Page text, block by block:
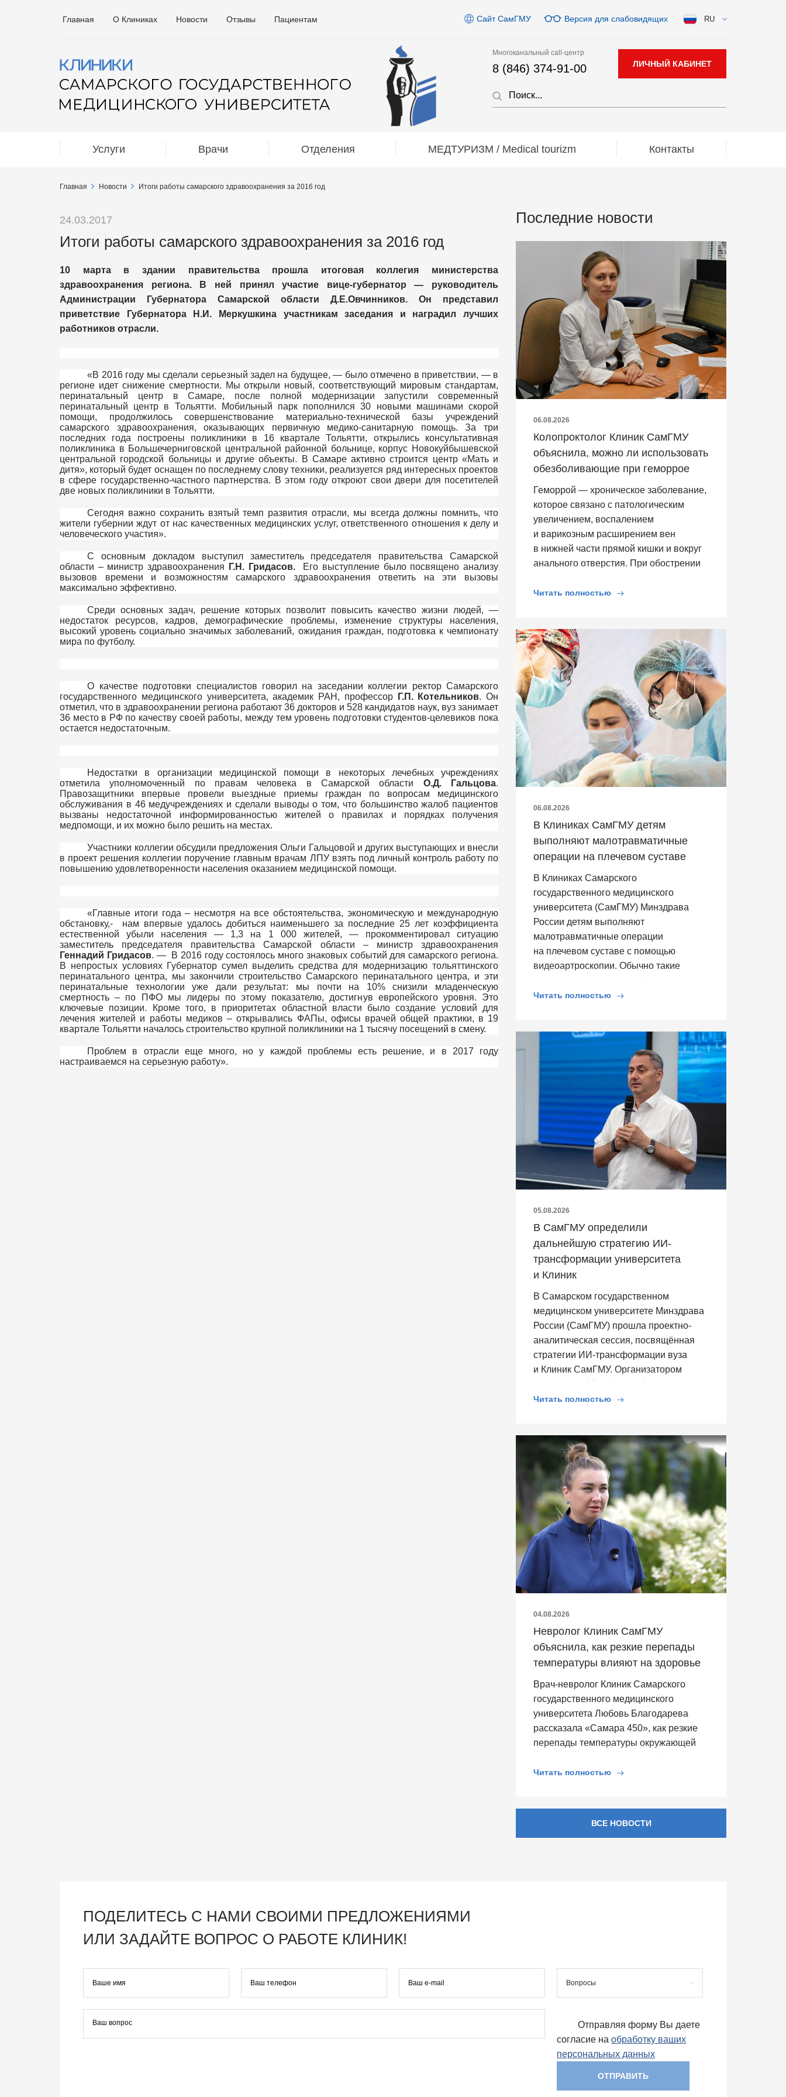
Главная О Клиниках Новости Отзывы Пациентам Сайт СамГМУ Версия для слабовидящих RU
Многоканальный call-центр
8 (846) 374-91-00 ЛИЧНЫЙ КАБИНЕТ
Услуги Врачи Отделения МЕДТУРИЗМ / Medical tourizm Контакты
Главная Новости Итоги работы самарского здравоохранения за 2016 год
24.03.2017
Итоги работы самарского здравоохранения за 2016 год
10 марта в здании правительства прошла итоговая коллегия министерства
здравоохранения региона. В ней принял участие вице-губернатор — руководитель
Администрации Губернатора Самарской области Д.Е.Овчинников. Он представил
приветствие Губернатора Н.И. Меркушкина участникам заседания и наградил лучших
работников отрасли.
«В 2016 году мы сделали серьезный задел на будущее, — было отмечено в приветствии, — в
регионе идет снижение смертности. Мы открыли новый, соответствующий мировым стандартам,
перинатальный центр в Самаре, после полной модернизации запустили современный
перинатальный центр в Тольятти. Мобильный парк пополнился 30 новыми машинами скорой
помощи, продолжилось совершенствование материально-технической базы учреждений
самарского здравоохранения, оказывающих первичную медико-санитарную помощь. За три
последних года построены поликлиники в 16 квартале Тольятти, открылись консультативная
поликлиника в Большечерниговской центральной районной больнице, корпус Новокуйбышевской
центральной городской больницы и другие объекты. В Самаре активно строится центр «Мать и
дитя», который будет оснащен по последнему слову техники, реализуется ряд интересных проектов
в сфере государственно-частного партнерства. В этом году откроют свои двери для посетителей
две новых поликлиники в Тольятти.
Сегодня важно сохранить взятый темп развития отрасли, мы всегда должны помнить, что
жители губернии ждут от нас качественных медицинских услуг, ответственного отношения к делу и
человеческого участия».
С основным докладом выступил заместитель председателя правительства Самарской
области – министр здравоохранения Г.Н. Гридасов.
Его выступление было посвящено анализу
вызовов времени и возможностям самарского здравоохранения ответить на эти вызовы
максимально эффективно.
Среди основных задач, решение которых позволит повысить качество жизни людей, —
недостаток ресурсов, кадров, демографические проблемы, изменение структуры населения,
высокий уровень социально значимых заболеваний, ожидания граждан, подготовка к чемпионату
мира по футболу.
О качестве подготовки специалистов говорил на заседании коллегии ректор Самарского
государственного медицинского университета, академик РАН, профессор
Г.П. Котельников. Он
отметил, что в здравоохранении региона работают 36 докторов и 528 кандидатов наук, вуз занимает
36 место в РФ по качеству своей работы, между тем уровень подготовки студентов-целевиков пока
остается недостаточным.
Недостатки в организации медицинской помощи в некоторых лечебных учреждениях
отметила уполномоченный по правам человека в Самарской области О.Д. Гальцова.
Правозащитники впервые провели выездные приемы граждан по вопросам медицинского
обслуживания в 46 медучреждениях и сделали выводы о том, что большинство жалоб пациентов
вызваны недостаточной информированностью жителей о правилах и порядках получения
медпомощи, и их можно было решить на местах.
Участники коллегии обсудили предложения Ольги Гальцовой и других выступающих и внесли
в проект решения коллегии поручение главным врачам ЛПУ взять под личный контроль работу по
повышению удовлетворенности населения оказанием медицинской помощи.
«Главные итоги года – несмотря на все обстоятельства, экономическую и международную
обстановку,- нам впервые удалось добиться наименьшего за последние 25 лет коэффициента
естественной убыли населения — 1,3 на 1 000 жителей, — прокомментировал ситуацию
заместитель председателя правительства Самарской области – министр здравоохранения
Геннадий Гридасов. — В 2016 году состоялось много знаковых событий для самарского региона.
В непростых условиях Губернатор сумел выделить средства для модернизацию тольяттинского
перинатального центра, мы закончили строительство Самарского перинатального центра, и эти
перинатальные технологии уже дали результат: мы почти на 10% снизили младенческую
смертность – по ПФО мы лидеры по этому показателю, достигнув европейского уровня. Это
ключевые позиции. Кроме того, в приоритетах областной власти было создание условий для
лечения жителей и работы медиков – открывались ФАПы, офисы врачей общей практики, в 19
квартале Тольятти началось строительство крупной поликлиники на 1 тысячу посещений в смену.
Проблем в отрасли еще много, но у каждой проблемы есть решение, и в 2017 году
настраиваемся на серьезную работу».
Последние новости
06.08.2026
Колопроктолог Клиник СамГМУ
объяснила, можно ли использовать
обезболивающие при геморрое
Геморрой — хроническое заболевание,
которое связано с патологическим
увеличением, воспалением
и варикозным расширением вен
в нижней части прямой кишки и вокруг
анального отверстия. При обострении
Читать полностью
06.08.2026
В Клиниках СамГМУ детям
выполняют малотравматичные
операции на плечевом суставе
В Клиниках Самарского
государственного медицинского
университета (СамГМУ) Минздрава
России детям выполняют
малотравматичные операции
на плечевом суставе с помощью
видеоартроскопии. Обычно такие
Читать полностью
05.08.2026
В СамГМУ определили
дальнейшую стратегию ИИ-
трансформации университета
и Клиник
В Самарском государственном
медицинском университете Минздрава
России (СамГМУ) прошла проектно-
аналитическая сессия, посвящённая
стратегии ИИ-трансформации вуза
и Клиник СамГМУ. Организатором
Читать полностью
04.08.2026
Невролог Клиник СамГМУ
объяснила, как резкие перепады
температуры влияют на здоровье
Врач-невролог Клиник Самарского
государственного медицинского
университета Любовь Благодарева
рассказала «Самара 450», как резкие
перепады температуры окружающей
Читать полностью
ВСЕ НОВОСТИ
ПОДЕЛИТЕСЬ С НАМИ СВОИМИ ПРЕДЛОЖЕНИЯМИ
ИЛИ ЗАДАЙТЕ ВОПРОС О РАБОТЕ КЛИНИК!
Вопросы
Отправляя форму Вы даете
согласие на обработку ваших
персональных данных
ОТПРАВИТЬ